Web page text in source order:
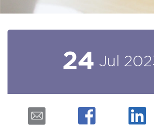
24 Jul